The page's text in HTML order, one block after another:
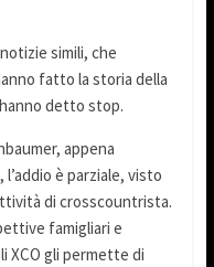
simili, che
fatto la storia della
detto stop.
appena
è parziale, visto
di crosscountrista.
famigliari e
XCO gli permette di